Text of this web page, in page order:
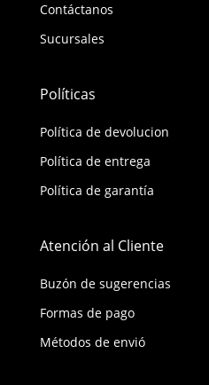
Contáctanos
Sucursales
Políticas
Política de devolucion
Política de entrega
Política de garantía
Atención al Cliente
Buzón de sugerencias
Formas de pago
Métodos de envió